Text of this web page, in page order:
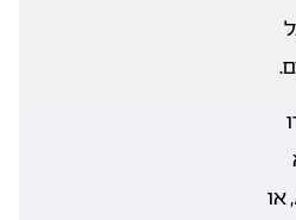
, או